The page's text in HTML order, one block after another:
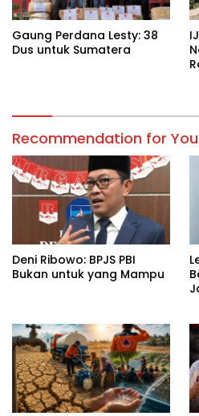
Gaung Perdana Lesty: 38
Dus untuk Sumatera
Recommendation for You
Deni Ribowo: BPJS PBI
Bukan untuk yang Mampu